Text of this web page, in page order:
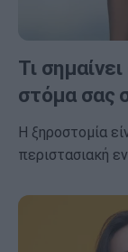
Τι
στόμα σας
Η ξηροστομία
περιστασιακή